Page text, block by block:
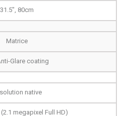
31.5", 80cm
Matrice
Glare coating
native
megapixel Full HD)